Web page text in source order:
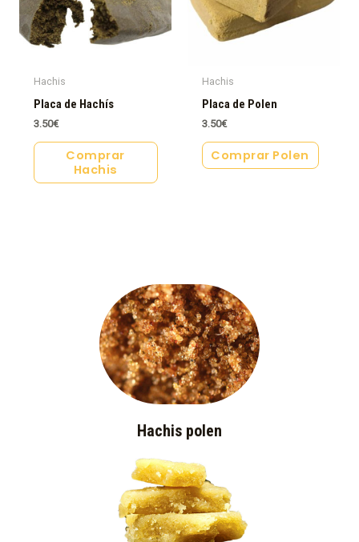
Hachis
Placa de Hachís
3.50€
Comprar
Hachis
Hachis
Placa de Polen
3.50€
Comprar Polen
Hachis polen